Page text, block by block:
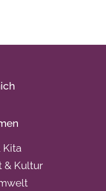
Kita
& Kultur